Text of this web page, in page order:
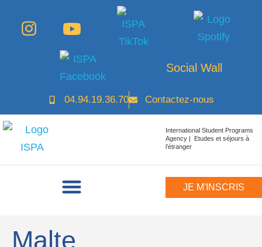
Social Wall
04.94.19.36.70 Contactez-nous
International Student Programs
Agency | Etudes et séjours à
l’étranger
JE M'INSCRIS
Malte